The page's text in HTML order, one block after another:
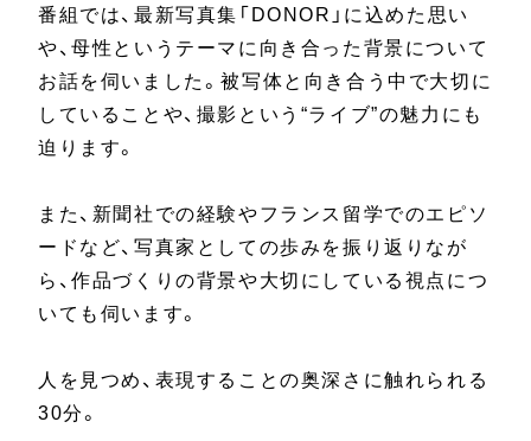
番組では、最新写真集「DONOR」に込めた思い
や、母性というテーマに向き合った背景について
お話を伺いました。被写体と向き合う中で大切に
していることや、撮影という“ライブ”の魅力にも
迫ります。
また、新聞社での経験やフランス留学でのエピソ
ードなど、写真家としての歩みを振り返りなが
ら、作品づくりの背景や大切にしている視点につ
いても伺います。
人を見つめ、表現することの奥深さに触れられる
30分。